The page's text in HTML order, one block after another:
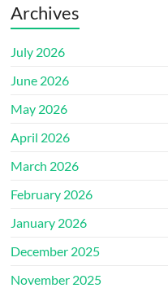
Archives
July 2026
June 2026
May 2026
April 2026
March 2026
February 2026
January 2026
December 2025
November 2025